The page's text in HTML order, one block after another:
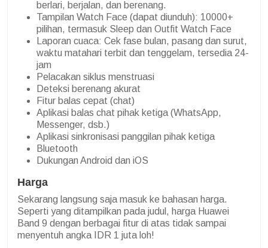
berlari, berjalan, dan berenang.
Tampilan Watch Face (dapat diunduh): 10000+
pilihan, termasuk Sleep dan Outfit Watch Face
Laporan cuaca: Cek fase bulan, pasang dan surut,
waktu matahari terbit dan tenggelam, tersedia 24-
jam
Pelacakan siklus menstruasi
Deteksi berenang akurat
Fitur balas cepat (chat)
Aplikasi balas chat pihak ketiga (WhatsApp,
Messenger, dsb.)
Aplikasi sinkronisasi panggilan pihak ketiga
Bluetooth
Dukungan Android dan iOS
Harga
Sekarang langsung saja masuk ke bahasan harga.
Seperti yang ditampilkan pada judul, harga Huawei
Band 9 dengan berbagai fitur di atas tidak sampai
menyentuh angka IDR 1 juta loh!